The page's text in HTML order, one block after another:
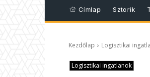
Címlap Sztorik
Kezdőlap Logisztikai
Logisztikai ingatlanok